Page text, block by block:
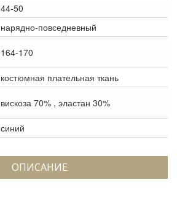
44-50
нарядно-повседневный
164-170
костюмная плательная ткань
вискоза 70% , эластан 30%
синий
ОПИСАНИЕ